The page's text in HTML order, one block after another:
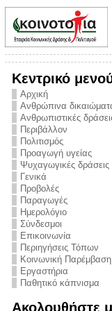
Κεντρικό
Αρχική
Ανθρώπινα
Ανθρωπιστικές
Περιβάλλον
Πολιτισμός
Προαγωγή υγείας
Ψυχαγωγικές δράσεις
Γενικά
Προβολές
Παραγωγές
Ημερολόγιο
Σύνδεσμοι
Επικοινωνία
Περιηγήσεις Τόπων
Κοινωνική Παρέμβαση
Εργαστήρια
Παθητικό κάπνισμα
Ακολουθήστε
από την
την ημέρα
και
στο
Πρόληψης